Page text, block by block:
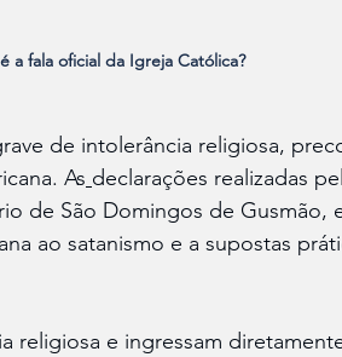
a fala oficial da Igreja Católica?
de intolerância religiosa,
As declarações realizadas
de São Domingos de Gusmão,
ao satanismo e a supostas
religiosa e ingressam